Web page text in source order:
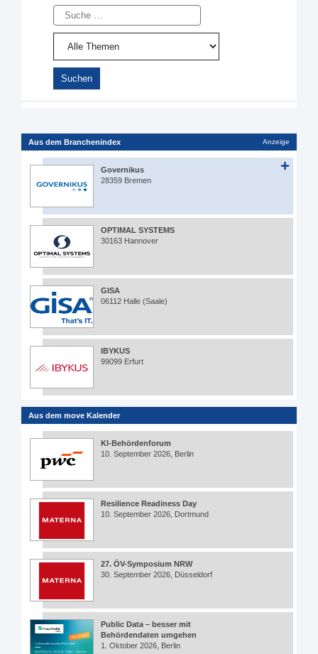
Suche
Aus dem Branchenindex Anzeige
Governikus
28359 Bremen
OPTIMAL SYSTEMS
30163 Hannover
GISA
06112 Halle (Saale)
IBYKUS
99099 Erfurt
Aus dem move Kalender
KI-Behördenforum
10. September 2026, Berlin
Resilience Readiness Day
10. September 2026, Dortmund
27. ÖV-Symposium NRW
30. September 2026, Düsseldorf
Public Data – besser mit
Behördendaten umgehen
1. Oktober 2026, Berlin